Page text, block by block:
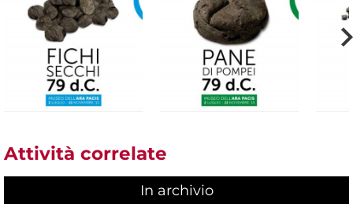
Attività correlate
In archivio